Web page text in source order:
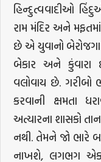
હિન્દુત્વવાદીઓ
રામ મંદિર અને મફતમાં
છે એ યુવાનો
બેકાર અને કુંવારા
વલોવાય છે. ગરીબો
કરવાની ક્ષમતા
અત્યારના શાસકો
નથી. તેમને જો ભારે
નાખશે, લગભગ